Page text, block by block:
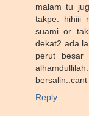
malam tu
takpe. hihiii
suami or
dekat2 ada
perut besar
Reply